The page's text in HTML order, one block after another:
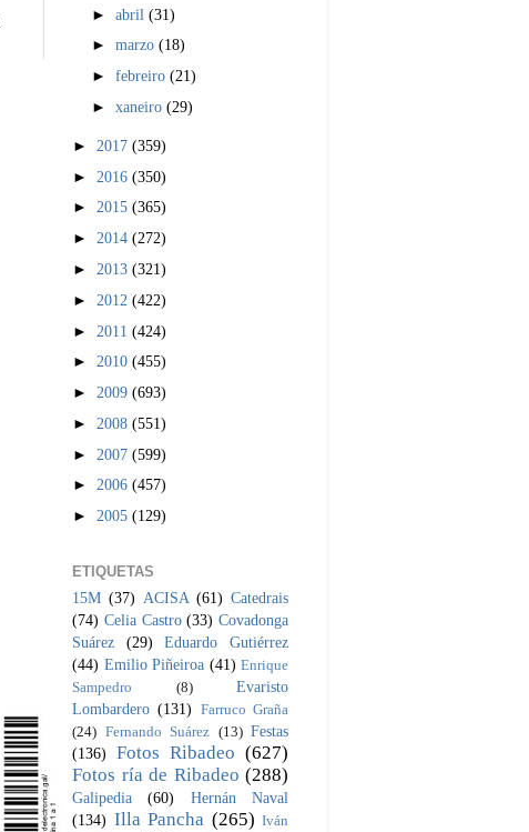
►abril(31)
►marzo(18)
►febreiro(21)
►xaneiro(29)
► 2017 (359)
► 2016 (350)
► 2015 (365)
► 2014 (272)
► 2013 (321)
► 2012 (422)
► 2011 (424)
► 2010 (455)
► 2009 (693)
► 2008 (551)
► 2007 (599)
► 2006 (457)
► 2005 (129)
ETIQUETAS
15M (37) ACISA (61) Catedrais
(74) Celia Castro (33) Covadonga
Suárez
(29)
Eduardo Gutiérrez
(44) Emilio Piñeiroa (41) Enrique
Sampedro
(8)
Evaristo
Lombardero (131) Farruco Graña
(24) Fernando Suárez (13) Festas
(136)
Fotos Ribadeo (627)
Fotos ría de Ribadeo (288)
Galipedia (60)
Hernán Naval
(134) Illa Pancha (265) Iván